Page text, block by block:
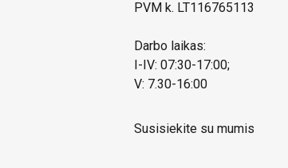
PVM k. LT116765113
Darbo laikas:
I-IV: 07:30-17:00;
V: 7.30-16:00
Susisiekite su mumis